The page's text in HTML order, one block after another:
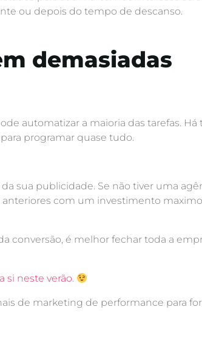
ou depois do tempo de descanso.
demasiadas
automatizar a maioria das tarefas. Há
programar quase tudo.
sua publicidade. Se não tiver uma
com um investimento
conversão, é melhor fechar toda a
si neste verão.
de marketing de performance para